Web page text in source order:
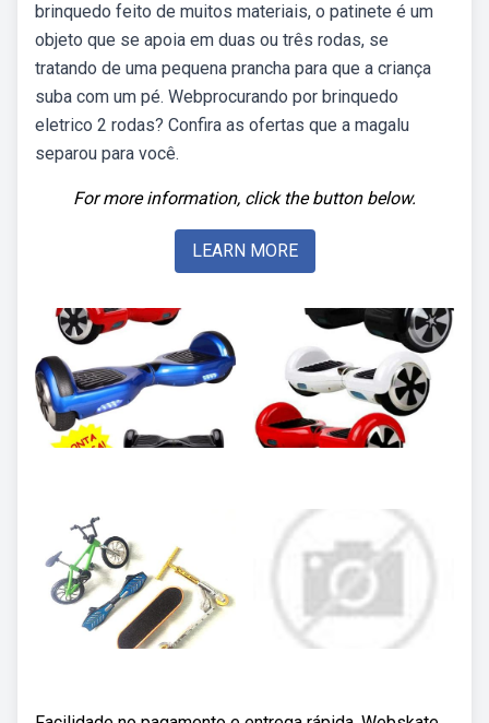
brinquedo feito de muitos materiais, o patinete é um
objeto que se apoia em duas ou três rodas, se
tratando de uma pequena prancha para que a criança
suba com um pé. Webprocurando por brinquedo
eletrico 2 rodas? Confira as ofertas que a magalu
separou para você.
For more information, click the button below.
LEARN MORE